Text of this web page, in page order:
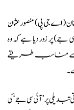
(اے جی پی) منصور عثمان
پر زور دیا ہے کہ وہ
سے مناسب طریقے
پر ’آئی سی جے‘ کی